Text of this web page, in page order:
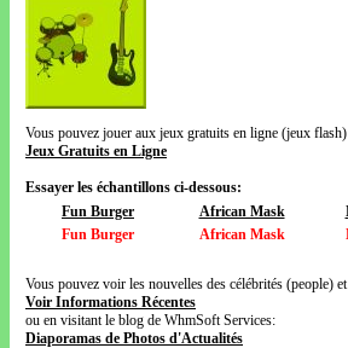
Vous pouvez jouer aux jeux gratuits en ligne (jeux
Jeux Gratuits en Ligne
Essayer les échantillons ci-dessous:
Fun Burger
African Mask
Fun Burger
African Mask
Vous pouvez voir les nouvelles des célébrités (people)
Voir Informations Récentes
ou en visitant le blog de WhmSoft Services:
Diaporamas de Photos d'Actualités